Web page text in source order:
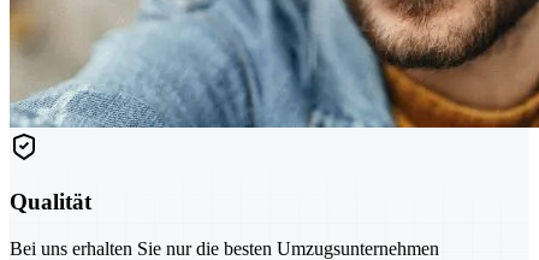
Qualität
Bei uns erhalten Sie nur die besten Umzugsunternehmen